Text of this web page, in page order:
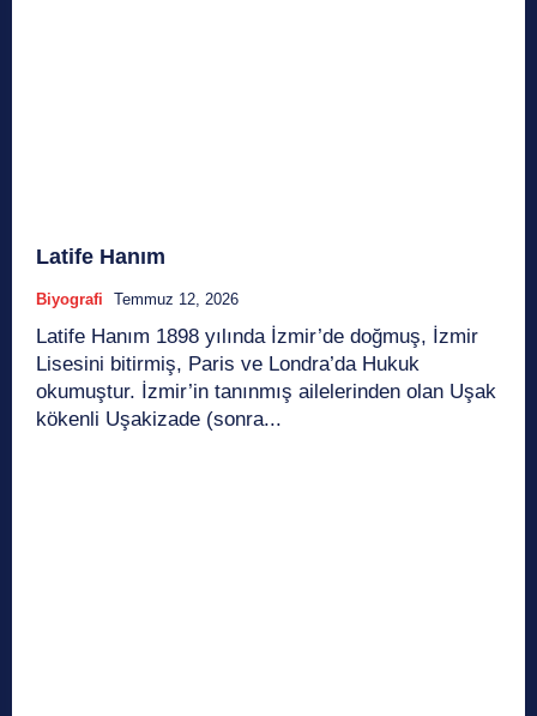
Latife Hanım
Biyografi Temmuz 12, 2026
Latife Hanım 1898 yılında İzmir’de doğmuş, İzmir
Lisesini bitirmiş, Paris ve Londra’da Hukuk
okumuştur. İzmir’in tanınmış ailelerinden olan Uşak
kökenli Uşakizade (sonra...